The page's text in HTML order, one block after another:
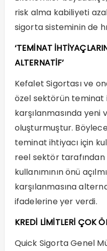
risk alma kabiliyeti
sigorta sisteminin de
‘TEMİNAT
ALTERNATİF’
Kefalet Sigortası ve
özel sektörün teminat
karşılanmasında
oluşturmuştur.
teminat ihtiyacı için
reel sektör
kullanımının önü
karşılanmasına
ifadelerine yer verdi.
KREDİ LİMİTLERİ ÇOK
Quick Sigorta Genel